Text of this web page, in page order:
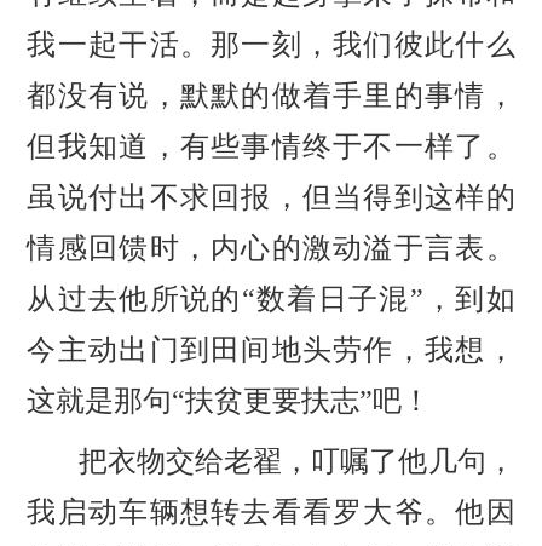
我一起干活。那一刻，我们彼此什么
都没有说，默默的做着手里的事情，
但我知道，有些事情终于不一样了。
虽说付出不求回报，但当得到这样的
情感回馈时，内心的激动溢于言表。
从过去他所说的“数着日子混”，到如
今主动出门到田间地头劳作，我想，
这就是那句“扶贫更要扶志”吧！
把衣物交给老翟，叮嘱了他几句，
我启动车辆想转去看看罗大爷。他因